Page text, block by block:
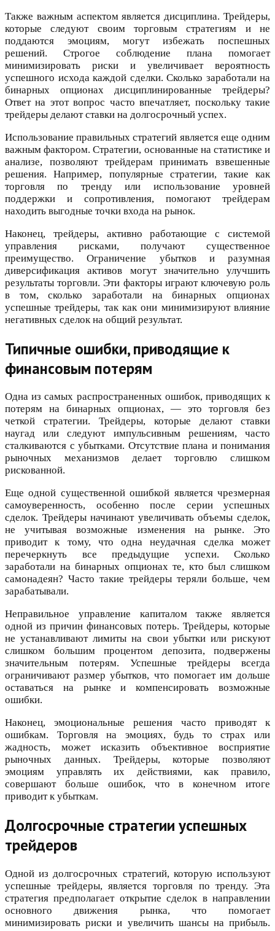
Также важным аспектом является дисциплина. Трейдеры,
которые следуют своим торговым стратегиям и не
поддаются эмоциям, могут избежать поспешных
решений. Строгое соблюдение плана помогает
минимизировать риски и увеличивает вероятность
успешного исхода каждой сделки. Сколько заработали на
бинарных опционах дисциплинированные трейдеры?
Ответ на этот вопрос часто впечатляет, поскольку такие
трейдеры делают ставки на долгосрочный успех.
Использование правильных стратегий является еще одним
важным фактором. Стратегии, основанные на статистике и
анализе, позволяют трейдерам принимать взвешенные
решения. Например, популярные стратегии, такие как
торговля по тренду или использование уровней
поддержки и сопротивления, помогают трейдерам
находить выгодные точки входа на рынок.
Наконец, трейдеры, активно работающие с системой
управления рисками, получают существенное
преимущество. Ограничение убытков и разумная
диверсификация активов могут значительно улучшить
результаты торговли. Эти факторы играют ключевую роль
в том, сколько заработали на бинарных опционах
успешные трейдеры, так как они минимизируют влияние
негативных сделок на общий результат.
Типичные ошибки, приводящие к
финансовым потерям
Одна из самых распространенных ошибок, приводящих к
потерям на бинарных опционах, — это торговля без
четкой стратегии. Трейдеры, которые делают ставки
наугад или следуют импульсивным решениям, часто
сталкиваются с убытками. Отсутствие плана и понимания
рыночных механизмов делает торговлю слишком
рискованной.
Еще одной существенной ошибкой является чрезмерная
самоуверенность, особенно после серии успешных
сделок. Трейдеры начинают увеличивать объемы сделок,
не учитывая возможные изменения на рынке. Это
приводит к тому, что одна неудачная сделка может
перечеркнуть все предыдущие успехи. Сколько
заработали на бинарных опционах те, кто был слишком
самонадеян? Часто такие трейдеры теряли больше, чем
зарабатывали.
Неправильное управление капиталом также является
одной из причин финансовых потерь. Трейдеры, которые
не устанавливают лимиты на свои убытки или рискуют
слишком большим процентом депозита, подвержены
значительным потерям. Успешные трейдеры всегда
ограничивают размер убытков, что помогает им дольше
оставаться на рынке и компенсировать возможные
ошибки.
Наконец, эмоциональные решения часто приводят к
ошибкам. Торговля на эмоциях, будь то страх или
жадность, может исказить объективное восприятие
рыночных данных. Трейдеры, которые позволяют
эмоциям управлять их действиями, как правило,
совершают больше ошибок, что в конечном итоге
приводит к убыткам.
Долгосрочные стратегии успешных
трейдеров
Одной из долгосрочных стратегий, которую используют
успешные трейдеры, является торговля по тренду. Эта
стратегия предполагает открытие сделок в направлении
основного движения рынка, что помогает
минимизировать риски и увеличить шансы на прибыль.